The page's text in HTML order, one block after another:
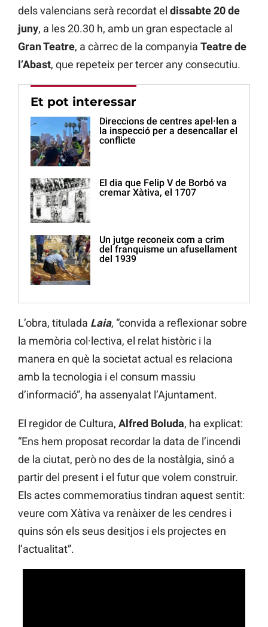
dels valencians serà recordat el dissabte 20 de
juny, a les 20.30 h, amb un gran espectacle al
Gran Teatre, a càrrec de la companyia Teatre de
l’Abast, que repeteix per tercer any consecutiu.
Et pot interessar
Direccions de centres apel·len a
la inspecció per a desencallar el
conflicte
El dia que Felip V de Borbó va
cremar Xàtiva, el 1707
Un jutge reconeix com a crim
del franquisme un afusellament
del 1939
L’obra, titulada Laia, “convida a reflexionar sobre
la memòria col·lectiva, el relat històric i la
manera en què la societat actual es relaciona
amb la tecnologia i el consum massiu
d’informació”, ha assenyalat l’Ajuntament.
El regidor de Cultura, Alfred Boluda, ha explicat:
“Ens hem proposat recordar la data de l’incendi
de la ciutat, però no des de la nostàlgia, sinó a
partir del present i el futur que volem construir.
Els actes commemoratius tindran aquest sentit:
veure com Xàtiva va renàixer de les cendres i
quins són els seus desitjos i els projectes en
l’actualitat”.